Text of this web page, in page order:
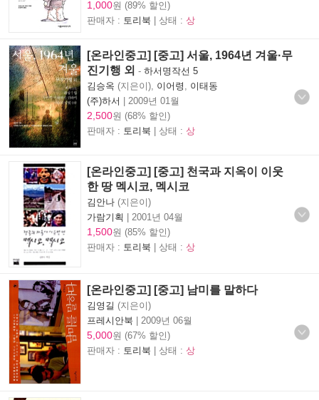
1,000원 (89% 할인)
판매자 : 토리북 | 상태 : 상
[온라인중고] [중고] 서울, 1964년 겨울·무
진기행 외 - 하서명작선 5
김승옥 (지은이), 이어령
이태동
(주)하서 | 2009년 01월
2,500원 (68% 할인)
판매자 : 토리북 | 상태 : 상
[온라인중고] [중고] 천국과 지옥이 이웃
한 땅 멕시코, 멕시코
김안나 (지은이)
가람기획 | 2001년 04월
1,500원 (85% 할인)
판매자 : 토리북 | 상태 : 상
[온라인중고] [중고] 남미를 말하다
김영길 (지은이)
프레시안북 | 2009년 06월
5,000원 (67% 할인)
판매자 : 토리북 | 상태 : 상